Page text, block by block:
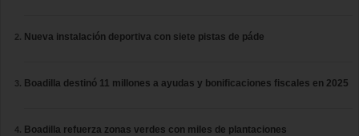
Nueva instalación deportiva con siete pistas de páde
Boadilla destinó 11 millones a ayudas y bonificaciones fiscales en 2025
Boadilla refuerza zonas verdes con miles de plantaciones